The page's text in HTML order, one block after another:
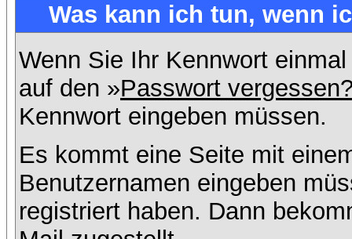
Was kann ich tun, wenn
Wenn Sie Ihr Kennwort
auf den »Passwort
Kennwort eingeben müssen.
Es kommt eine Seite mit
Benutzernamen eingeben
registriert haben. Dann